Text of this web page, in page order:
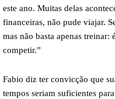
este ano. Muitas delas
financeiras, não pude viajar.
mas não basta apenas
competir.”
Fabio diz ter convicção que
tempos seriam suficientes